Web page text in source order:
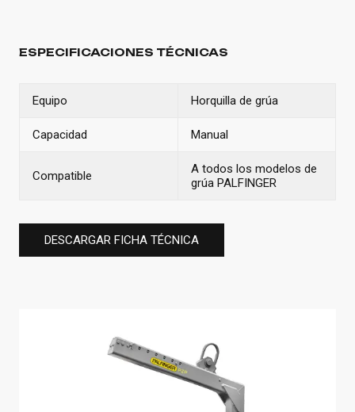
ESPECIFICACIONES TÉCNICAS
Equipo Horquilla de grúa
Capacidad Manual
Compatible
A todos los modelos de
grúa PALFINGER
DESCARGAR FICHA TÉCNICA